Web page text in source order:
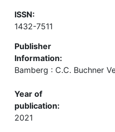
ISSN:
1432-7511
Publisher
Information:
Bamberg : C.C. Buchner
Year of
publication:
2021